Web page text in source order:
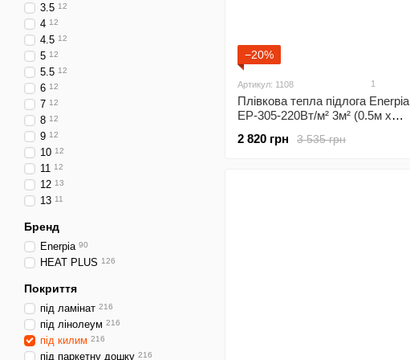
−20%
Артикул: 1108 1
Плівкова тепла підлога Enerpia
EP-305-220Вт/м² 3м² (0.5м х
програмованим3 535 грн
2 820 грн
3.5 12
4 12
4.5 12
5 12
5.5 12
6 12
7 12
8 12
9 12
10 12
11 12
12 13
13 11
Бренд
Enerpia 90
HEAT PLUS 126
Покриття
під ламінат 216
під лінолеум 216
під килим 216
під паркетну дошку 216